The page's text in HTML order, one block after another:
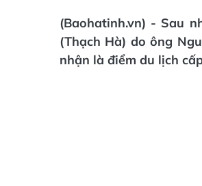
(Baohatinh.vn) - Sau
(Thạch Hà) do ông
nhận là điểm du lịch